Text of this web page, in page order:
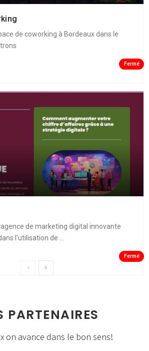
de coworking à Bordeaux dans le
Fermé
de marketing digital innovante
l'utilisation de ...
Fermé
PARTENAIRES
on avance dans le bon sens!